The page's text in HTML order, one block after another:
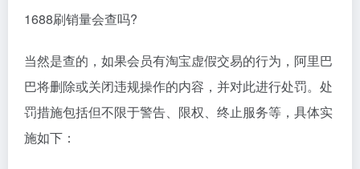
1688刷销量会查吗?
当然是查的，如果会员有淘宝虚假交易的行为，阿里巴
巴将删除或关闭违规操作的内容，并对此进行处罚。处
罚措施包括但不限于警告、限权、终止服务等，具体实
施如下：